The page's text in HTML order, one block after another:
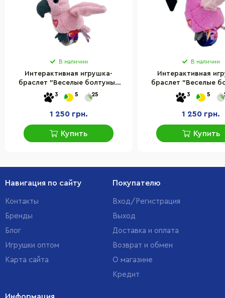
В наличии
Интерактивная игрушка-
браслет "Веселые болтуны"
Какаду Happy Yappers 9595
розовый
3 5 25
1 250 грн.
Купить
В наличии
Интерактивная
браслет "Веселые
Фламинго Happy
3 5
1 250 грн.
Купить
Навигация по сайту
Контакты
Бренды
Блог
Игрушки оптом
Карта сайта
Покупателю
Вход/Регистрация
Выход
Доставка и оплата
Возврат и обмен
О магазине
Кредит